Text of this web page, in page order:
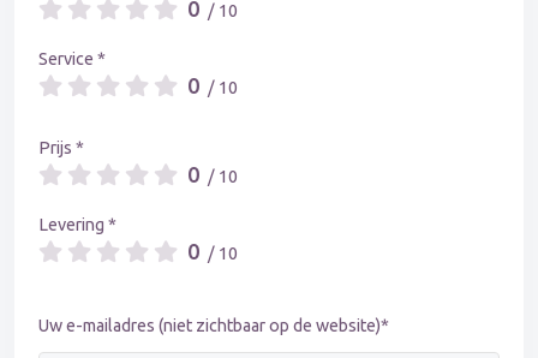
0 / 10
Service *
0 / 10
Prijs *
0 / 10
Levering *
0 / 10
Uw e-mailadres (niet zichtbaar op de website)*